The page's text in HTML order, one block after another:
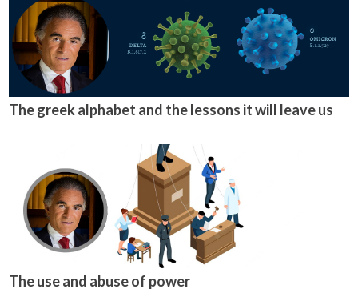
The greek alphabet and the lessons it will leave us
The use and abuse of power